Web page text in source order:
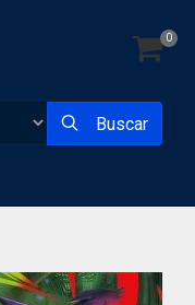
0
Buscar